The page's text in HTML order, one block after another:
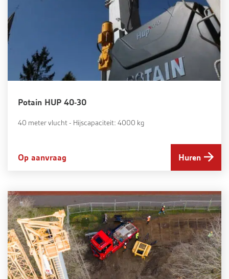
Potain HUP 40-30
40 meter vlucht - Hijscapaciteit: 4000 kg
Op aanvraag Huren